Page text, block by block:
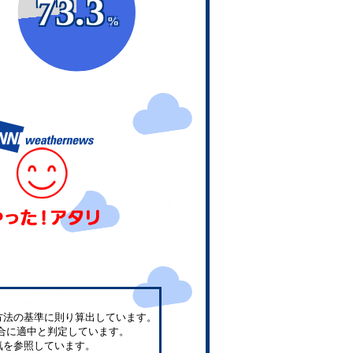
73.3
%
の基準に則り算出しています。
に適中と判定しています。
参照しています。